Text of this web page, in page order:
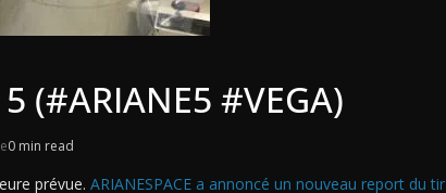
(#ARIANE5 #VEGA)
0 min read
prévue. ARIANESPACE a annoncé un nouveau report du tir